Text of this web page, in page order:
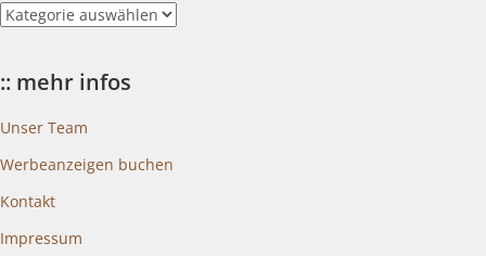
::
blogkategorien
:: mehr infos
Unser Team
Werbeanzeigen buchen
Kontakt
Impressum